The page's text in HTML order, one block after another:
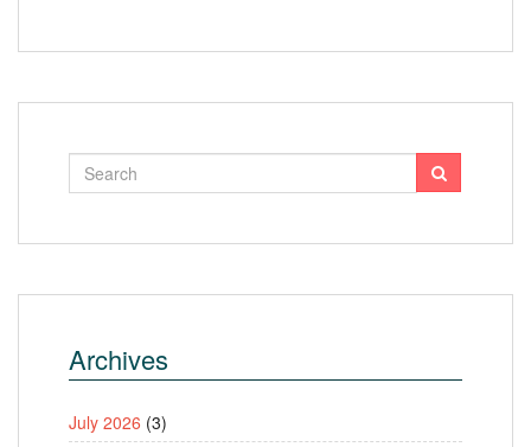
Archives
July 2026 (3)